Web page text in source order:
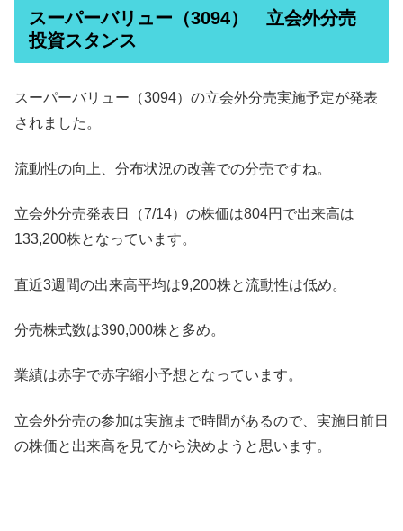
スーパーバリュー（3094） 立会外分売
投資スタンス
スーパーバリュー（3094）の立会外分売実施予定が発表
されました。
流動性の向上、分布状況の改善での分売ですね。
立会外分売発表日（7/14）の株価は804円で出来高は
133,200株となっています。
直近3週間の出来高平均は9,200株と流動性は低め。
分売株式数は390,000株と多め。
業績は赤字で赤字縮小予想となっています。
立会外分売の参加は実施まで時間があるので、実施日前日
の株価と出来高を見てから決めようと思います。